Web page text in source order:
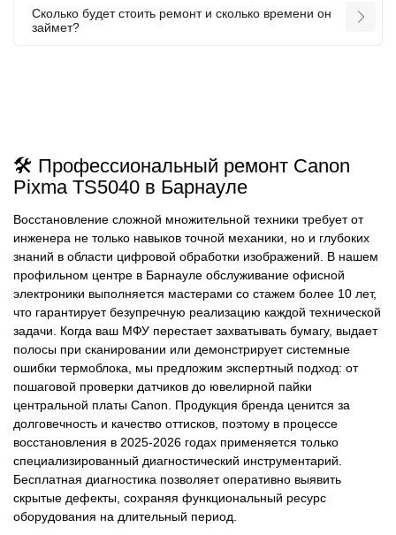
Сколько будет стоить ремонт и сколько времени он
займет?
🛠️ Профессиональный ремонт Canon
Pixma TS5040 в Барнауле
Восстановление сложной множительной техники требует от
инженера не только навыков точной механики, но и глубоких
знаний в области цифровой обработки изображений. В нашем
профильном центре в Барнауле обслуживание офисной
электроники выполняется мастерами со стажем более 10 лет,
что гарантирует безупречную реализацию каждой технической
задачи. Когда ваш МФУ перестает захватывать бумагу, выдает
полосы при сканировании или демонстрирует системные
ошибки термоблока, мы предложим экспертный подход: от
пошаговой проверки датчиков до ювелирной пайки
центральной платы Canon. Продукция бренда ценится за
долговечность и качество оттисков, поэтому в процессе
восстановления в 2025-2026 годах применяется только
специализированный диагностический инструментарий.
Бесплатная диагностика позволяет оперативно выявить
скрытые дефекты, сохраняя функциональный ресурс
оборудования на длительный период.